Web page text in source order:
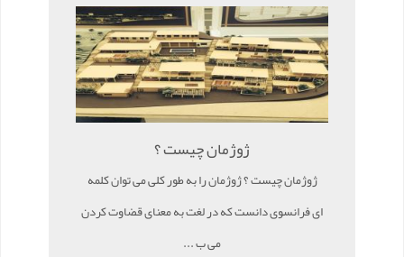
ژوژمان چیست ؟
ژوژمان چیست ؟ ژوژمان را به طور کلی می توان کلمه
ای فرانسوی دانست که در لغت به معنای قضاوت کردن
می ب ...